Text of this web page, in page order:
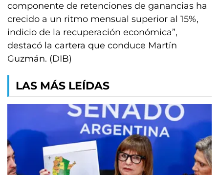
componente de retenciones de ganancias ha
crecido a un ritmo mensual superior al 15%,
indicio de la recuperación económica”,
destacó la cartera que conduce Martín
Guzmán. (DIB)
LAS MÁS LEÍDAS